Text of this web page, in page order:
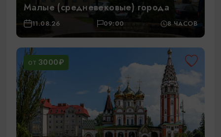
Малые (средневековые) города
11.08.26 09:00 8 ЧАСОВ
ОТ 3000₽